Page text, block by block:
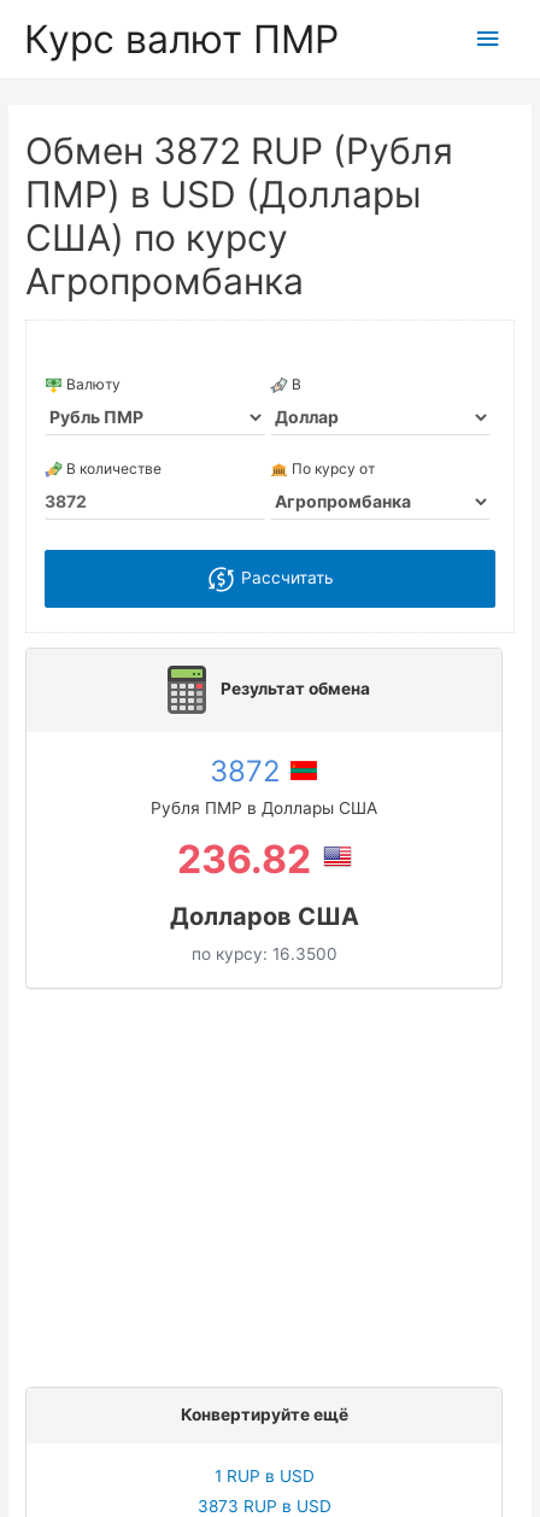
Курс валют ПМР
Обмен 3872 RUP (Рубля
ПМР) в USD (Доллары
США) по курсу
Агропромбанка
Валюту В
В количестве По курсу от
Рассчитать
Результат обмена
3872
Рубля ПМР в Доллары США
236.82
Долларов США
по курсу: 16.3500
Конвертируйте ещё
1 RUP в USD
3873 RUP в USD